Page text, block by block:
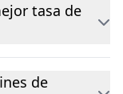
tasa de
de